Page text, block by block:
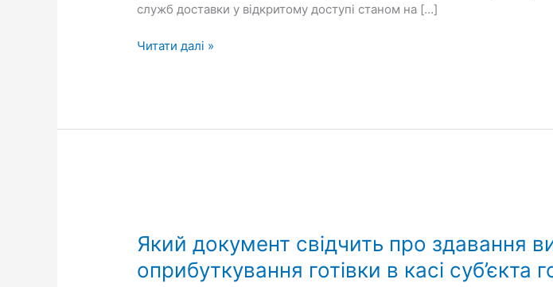
служб доставки у відкритому доступі станом на […]
Читати далі »
Який документ свідчить про здавання
оприбуткування готівки в касі суб’єкта
свідчить
здавання